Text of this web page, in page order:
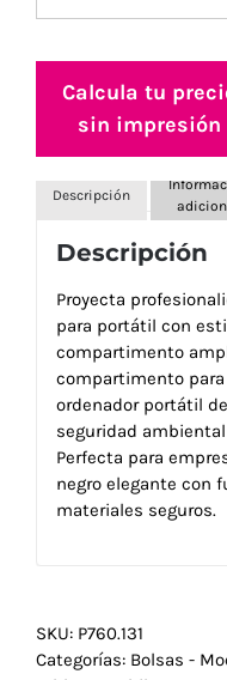
Calcula tu
sin impresión
Descripción
Descripción
Proyecta
para portátil con
compartimento
compartimento
ordenador portátil de
seguridad
Perfecta para
negro elegante con
materiales seguros.
SKU: P760.131
Categorías: Bolsas -